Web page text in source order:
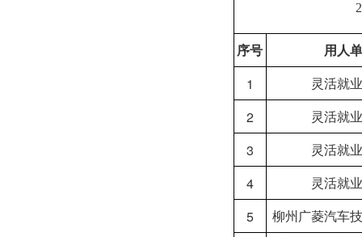
序号 用人
1 灵活就
2 灵活就
3 灵活就
4 灵活就
5 柳州广菱汽车